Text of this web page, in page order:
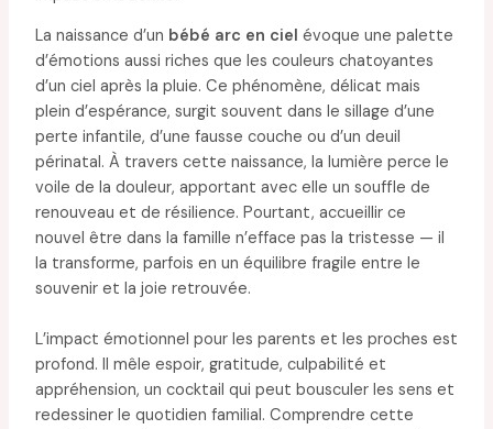
La naissance d’un bébé arc en ciel évoque une palette
d’émotions aussi riches que les couleurs chatoyantes
d’un ciel après la pluie. Ce phénomène, délicat mais
plein d’espérance, surgit souvent dans le sillage d’une
perte infantile, d’une fausse couche ou d’un deuil
périnatal. À travers cette naissance, la lumière perce le
voile de la douleur, apportant avec elle un souffle de
renouveau et de résilience. Pourtant, accueillir ce
nouvel être dans la famille n’efface pas la tristesse — il
la transforme, parfois en un équilibre fragile entre le
souvenir et la joie retrouvée.
L’impact émotionnel pour les parents et les proches est
profond. Il mêle espoir, gratitude, culpabilité et
appréhension, un cocktail qui peut bousculer les sens et
redessiner le quotidien familial. Comprendre cette